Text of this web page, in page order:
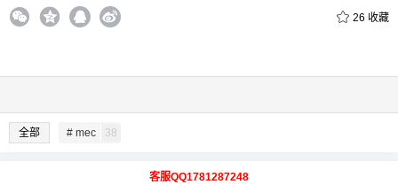
26 收藏
全部 # mec 38
客服QQ1781287248